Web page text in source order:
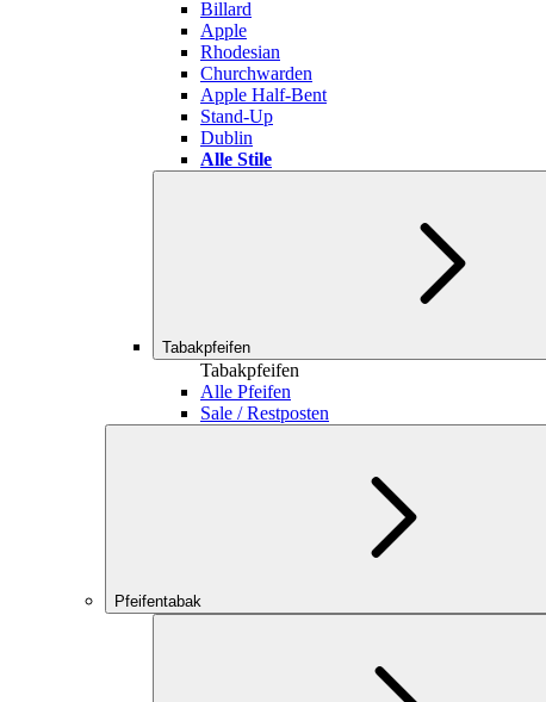
Billard
Apple
Rhodesian
Churchwarden
Apple Half-Bent
Stand-Up
Dublin
Alle Stile
Tabakpfeifen
Tabakpfeifen
Alle Pfeifen
Sale / Restposten
Pfeifentabak